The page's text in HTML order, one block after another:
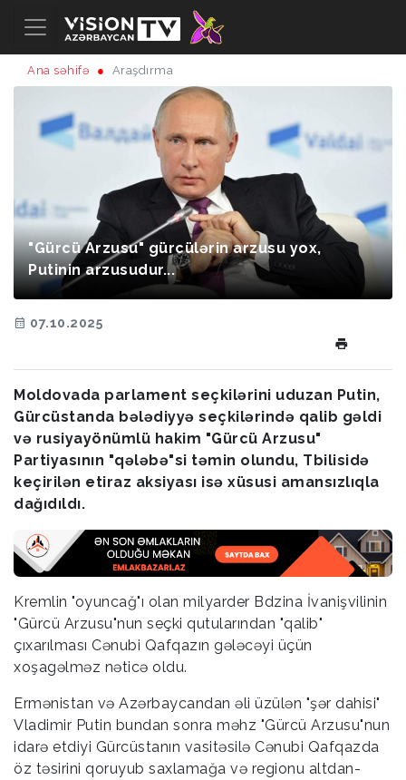
Ana səhifə Araşdırma
"Gürcü Arzusu" gürcülərin arzusu yox,
Putinin arzusudur...
07.10.2025
Moldovada parlament seçkilərini uduzan Putin,
Gürcüstanda bələdiyyə seçkilərində qalib gəldi
və rusiyayönümlü hakim "Gürcü Arzusu"
Partiyasının "qələbə"si təmin olundu, Tbilisidə
keçirilən etiraz aksiyası isə xüsusi amansızlıqla
dağıdıldı.
Kremlin "oyuncağ"ı olan milyarder Bdzina İvanişvilinin
"Gürcü Arzusu"nun seçki qutularından "qalib"
çıxarılması Cənubi Qafqazın gələcəyi üçün
xoşagəlməz nəticə oldu.
Ermənistan və Azərbaycandan əli üzülən "şər dahisi"
Vladimir Putin bundan sonra məhz "Gürcü Arzusu"nun
idarə etdiyi Gürcüstanın vasitəsilə Cənubi Qafqazda
öz təsirini qoruyub saxlamağa və regionu altdan-